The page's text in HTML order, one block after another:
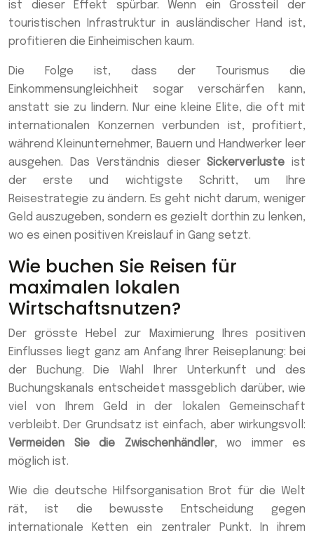
ist dieser Effekt spürbar. Wenn ein Grossteil der
touristischen Infrastruktur in ausländischer Hand ist,
profitieren die Einheimischen kaum.
Die Folge ist, dass der Tourismus die
Einkommensungleichheit sogar verschärfen kann,
anstatt sie zu lindern. Nur eine kleine Elite, die oft mit
internationalen Konzernen verbunden ist, profitiert,
während Kleinunternehmer, Bauern und Handwerker leer
ausgehen. Das Verständnis dieserSickerverluste ist
der erste und wichtigste Schritt, um Ihre
Reisestrategie zu ändern. Es geht nicht darum, weniger
Geld auszugeben, sondern es gezielt dorthin zu lenken,
wo es einen positiven Kreislauf in Gang setzt.
Wie buchen Sie Reisen für
maximalen lokalen
Wirtschaftsnutzen?
Der grösste Hebel zur Maximierung Ihres positiven
Einflusses liegt ganz am Anfang Ihrer Reiseplanung: bei
der Buchung. Die Wahl Ihrer Unterkunft und des
Buchungskanals entscheidet massgeblich darüber, wie
viel von Ihrem Geld in der lokalen Gemeinschaft
verbleibt. Der Grundsatz ist einfach, aber wirkungsvoll:
Vermeiden Sie die Zwischenhändler, wo immer es
möglich ist.
Wie die deutsche Hilfsorganisation Brot für die Welt
rät, ist die bewusste Entscheidung gegen
internationale Ketten ein zentraler Punkt. In ihrem